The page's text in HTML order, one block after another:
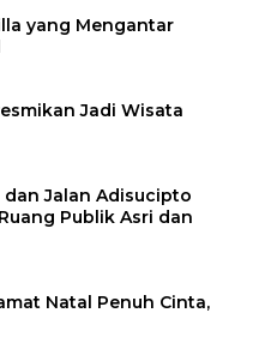
yang Mengantar
Jadi Wisata
Jalan Adisucipto
Publik Asri dan
Natal Penuh Cinta,